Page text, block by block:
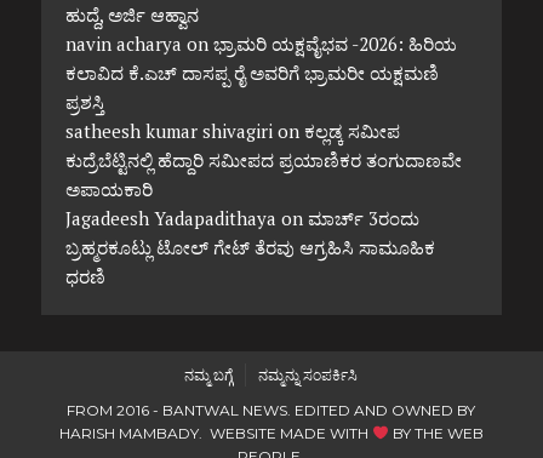
ಹುದ್ದೆ, ಅರ್ಜಿ ಆಹ್ವಾನ
navin acharya on ಭ್ರಾಮರಿ ಯಕ್ಷವೈಭವ -2026: ಹಿರಿಯ
ಕಲಾವಿದ ಕೆ.ಎಚ್ ದಾಸಪ್ಪ ರೈ ಅವರಿಗೆ ಭ್ರಾಮರೀ ಯಕ್ಷಮಣಿ
ಪ್ರಶಸ್ತಿ
satheesh kumar shivagirion ಕಲ್ಲಡ್ಕ ಸಮೀಪ
ಕುದ್ರೆಬೆಟ್ಟಿನಲ್ಲಿ ಹೆದ್ದಾರಿ ಸಮೀಪದ ಪ್ರಯಾಣಿಕರ ತಂಗುದಾಣವೇ
ಅಪಾಯಕಾರಿ
Jagadeesh Yadapadithaya on ಮಾರ್ಚ್ 3ರಂದು
ಬ್ರಹ್ಮರಕೂಟ್ಲು ಟೋಲ್ ಗೇಟ್ ತೆರವು ಆಗ್ರಹಿಸಿ ಸಾಮೂಹಿಕ
ಧರಣಿ
ನಮ್ಮ ಬಗ್ಗೆ
ನಮ್ಮನ್ನು ಸಂಪರ್ಕಿಸಿ
FROM 2016 - BANTWAL NEWS. EDITED AND OWNED BY
HARISH MAMBADY. WEBSITE MADE WITH
BY THE WEB